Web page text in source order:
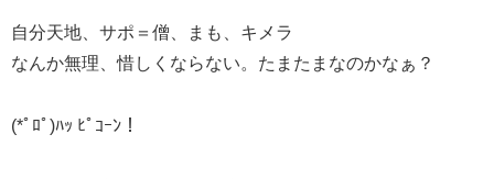
自分天地、サポ＝僧、まも、キメラ
なんか無理、惜しくならない。たまたまなのかなぁ？
(*ﾟﾛﾟ)ﾊｯ ﾋﾟｺｰﾝ！